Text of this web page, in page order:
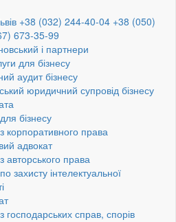
+38 (032) 244-40-04 +38 (050)
673-35-99
і партнери
для бізнесу
аудит бізнесу
юридичний супровід бізнесу
бізнесу
корпоративного права
адвокат
авторського права
захисту інтелектуальної
господарських справ, спорів